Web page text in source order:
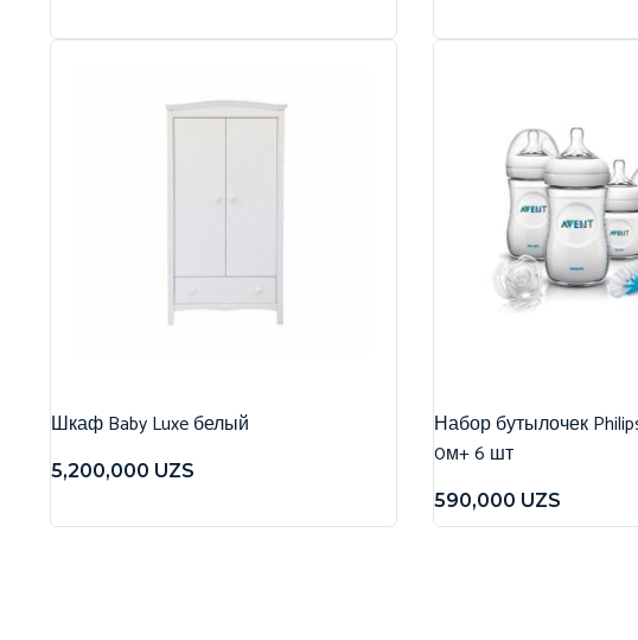
Шкаф Baby Luxe белый
5,200,000 UZS
Набор бутылочек
0м+ 6 шт
590,000 UZS